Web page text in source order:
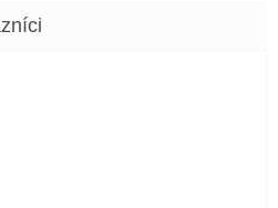
je 5 z 5 hvězdiček.